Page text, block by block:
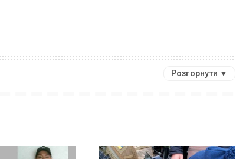
Розгорнути ▼